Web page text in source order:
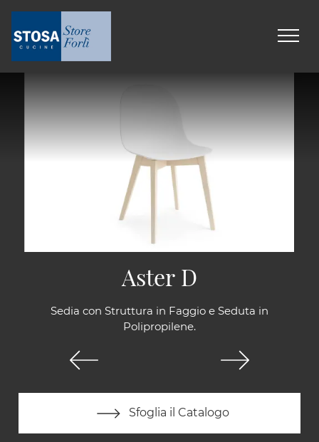
Sedia con Struttura in Faggio e Seduta in
Polipropilene.
Sfoglia il Catalogo
Aster D